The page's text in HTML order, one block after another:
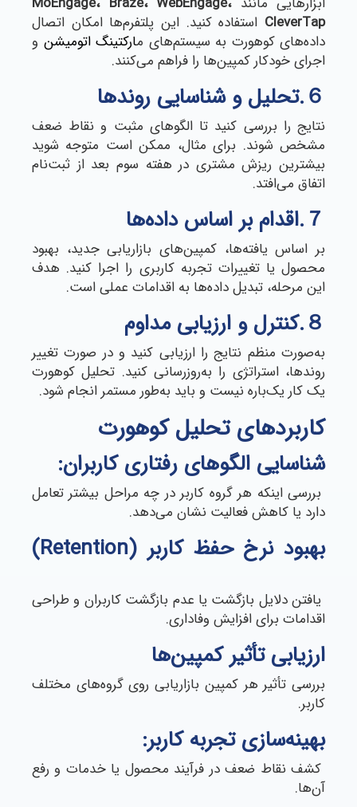
CleverTap استفاده کنید. این پلتفرم‌ها امکان اتصال
داده‌های کوهورت به سیستم‌های مارکتینگ اتومیشن و
اجرای خودکار کمپین‌ها را فراهم می‌کنند.
６.تحلیل و شناسایی روندها
نتایج را بررسی کنید تا الگوهای مثبت و نقاط ضعف
مشخص شوند. برای مثال، ممکن است متوجه شوید
بیشترین ریزش مشتری در هفته سوم بعد از ثبت‌نام
اتفاق می‌افتد.
７.اقدام بر اساس داده‌ها
بر اساس یافته‌ها، کمپین‌های بازاریابی جدید، بهبود
محصول یا تغییرات تجربه کاربری را اجرا کنید. هدف
این مرحله، تبدیل داده‌ها به اقدامات عملی است.
８.کنترل و ارزیابی مداوم
به‌صورت منظم نتایج را ارزیابی کنید و در صورت تغییر
روندها، استراتژی را به‌روزرسانی کنید. تحلیل کوهورت
یک کار یک‌باره نیست و باید به‌طور مستمر انجام شود.
کاربردهای تحلیل کوهورت
شناسایی الگوهای رفتاری کاربران:
بررسی اینکه هر گروه کاربر در چه مراحل بیشتر تعامل
دارد یا کاهش فعالیت نشان می‌دهد.
بهبود نرخ حفظ کاربر (Retention)
یافتن دلایل بازگشت یا عدم بازگشت کاربران و طراحی
اقدامات برای افزایش وفاداری.
ارزیابی تأثیر کمپین‌ها
بررسی تأثیر هر کمپین بازاریابی روی گروه‌های مختلف
کاربر.
بهینه‌سازی تجربه کاربر:
کشف نقاط ضعف در فرآیند محصول یا خدمات و رفع
آن‌ها.